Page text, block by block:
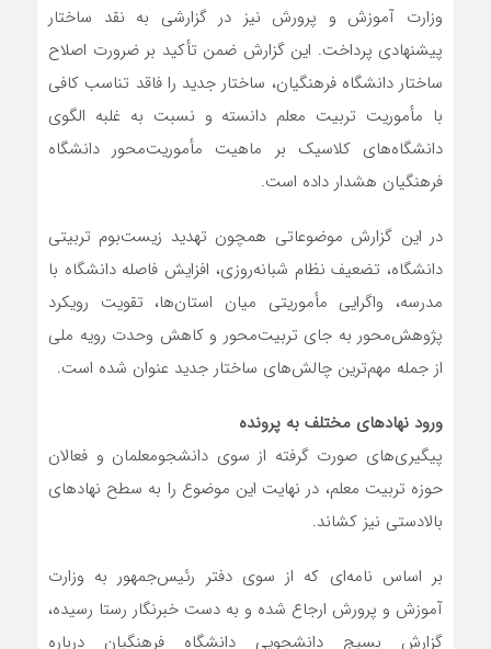
وزارت آموزش و پرورش نیز در گزارشی به نقد ساختار
پیشنهادی پرداخت. این گزارش ضمن تأکید بر ضرورت اصلاح
ساختار دانشگاه فرهنگیان، ساختار جدید را فاقد تناسب کافی
با مأموریت تربیت معلم دانسته و نسبت به غلبه الگوی
دانشگاه‌های کلاسیک بر ماهیت مأموریت‌محور دانشگاه
فرهنگیان هشدار داده است.
در این گزارش موضوعاتی همچون تهدید زیست‌بوم تربیتی
دانشگاه، تضعیف نظام شبانه‌روزی، افزایش فاصله دانشگاه با
مدرسه، واگرایی مأموریتی میان استان‌ها، تقویت رویکرد
پژوهش‌محور به جای تربیت‌محور و کاهش وحدت رویه ملی
از جمله مهم‌ترین چالش‌های ساختار جدید عنوان شده است.
ورود نهادهای مختلف به پرونده
پیگیری‌های صورت گرفته از سوی دانشجومعلمان و فعالان
حوزه تربیت معلم، در نهایت این موضوع را به سطح نهادهای
بالادستی نیز کشاند.
بر اساس نامه‌ای که از سوی دفتر رئیس‌جمهور به وزارت
آموزش و پرورش ارجاع شده و به دست خبرنگار رستا رسیده،
گزارش بسیج دانشجویی دانشگاه فرهنگیان درباره